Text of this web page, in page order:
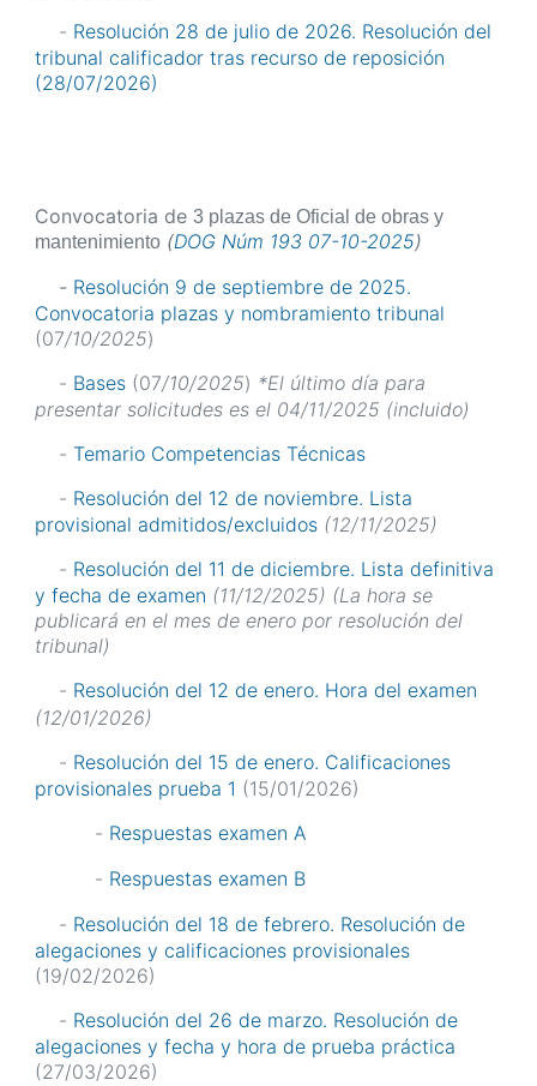
- Resolución 28 de julio de 2026. Resolución del
tribunal calificador tras recurso de reposición
(28/07/2026)
Convocatoria de 3 plazas de Oficial de obras y
mantenimiento (DOG Núm 193 07-10-2025)
- Resolución 9 de septiembre de 2025.
Convocatoria plazas y nombramiento tribunal
(07/10/2025)
- Bases (07/10/2025) *El último día para
presentar solicitudes es el 04/11/2025 (incluido)
- Temario Competencias Técnicas
- Resolución del 12 de noviembre. Lista
provisional admitidos/excluidos (12/11/2025)
- Resolución del 11 de diciembre. Lista definitiva
y fecha de examen (11/12/2025) (La hora se
publicará en el mes de enero por resolución del
tribunal)
- Resolución del 12 de enero. Hora del examen
(12/01/2026)
- Resolución del 15 de enero. Calificaciones
provisionales prueba 1 (15/01/2026)
- Respuestas examen A
- Respuestas examen B
- Resolución del 18 de febrero. Resolución de
alegaciones y calificaciones provisionales
(19/02/2026)
- Resolución del 26 de marzo. Resolución de
alegaciones y fecha y hora de prueba práctica
(27/03/2026)